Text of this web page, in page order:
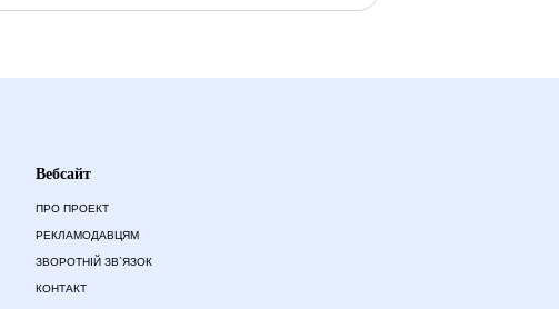
Вебсайт
ПРО ПРОЕКТ
РЕКЛАМОДАВЦЯМ
ЗВОРОТНІЙ ЗВ`ЯЗОК
КОНТАКТ